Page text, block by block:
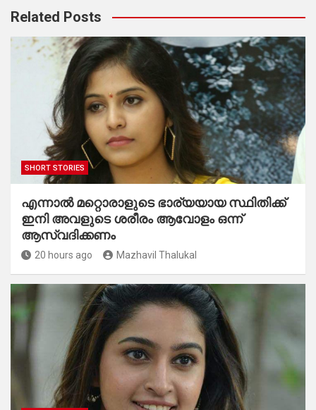
Related Posts
SHORT STORIES
എന്നാൽ മറ്റൊരാളുടെ ഭാര്യയായ സ്ഥിതിക്ക്
ഇനി അവളുടെ ശരീരം ആവോളം ഒന്ന്
ആസ്വദിക്കണം
20 hours ago Mazhavil Thalukal